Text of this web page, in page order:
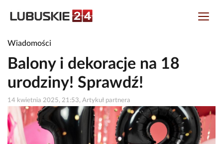
Wiadomości
Balony i dekoracje na 18
urodziny! Sprawdź!
14 kwietnia 2025, 21:53, Artykuł partnera